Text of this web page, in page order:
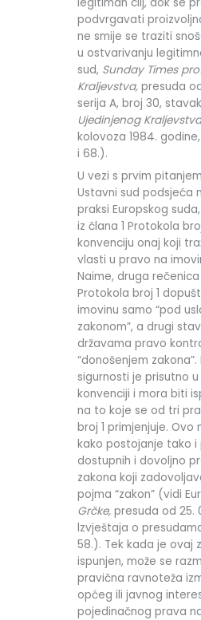
podvrgavati
ne smije se traziti
u ostvarivanju
sud, Sunday Times
Kraljevstva,presuda
serija A, broj 30,
Ujedinjenog
kolovoza 1984.
i 68.).
U vezi s prvim
Ustavni sud podsjeća
praksi Europskog
iz člana 1 Protokola
konvenciju onaj koji
vlasti u pravo na
Naime, druga
Protokola broj 1
imovinu samo “pod
zakonom”, a drugi
državama pravo
“donošenjem
sigurnosti je prisutno
konvenciji i mora biti
na to koje se od tri
broj 1 primjenjuje.
kako postojanje tako
dostupnih i dovoljno
zakona koji
pojma “zakon” (vidi
Grčke,presuda od 25.
lzvještaja o
58.). Tek kada je ovaj
ispunjen, može se
pravična ravnoteža
općeg ili javnog
pojedinačnog prava